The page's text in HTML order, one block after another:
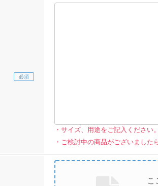
サイズ、用途をご記入ください。
ご検討中の商品がございました
こ